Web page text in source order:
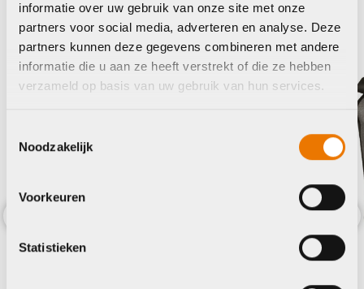
informatie over uw gebruik van onze site met onze
partners voor social media, adverteren en analyse. Deze
partners kunnen deze gegevens combineren met andere
informatie die u aan ze heeft verstrekt of die ze hebben
verzameld op basis van uw gebruik van hun services.
Noodzakelijk
Voorkeuren
Statistieken
Previous
Trek